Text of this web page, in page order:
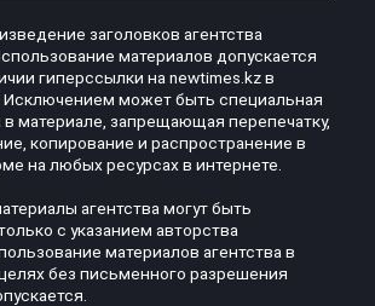
заголовков агентства
материалов допускается
гиперссылки на newtimes.kz в
Исключением может быть специальная
в материале, запрещающая перепечатку,
копирование и распространение в
на любых ресурсах в интернете.
агентства могут быть
с указанием авторства
материалов агентства в
без письменного разрешения